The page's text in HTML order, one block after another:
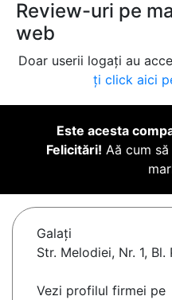
Review-uri pe
web
Doar userii logați au
ți click aici
Este acesta
Felicitări! Aă cum
Galaţi
Str. Melodiei, Nr. 1, Bl.
Vezi profilul firmei pe